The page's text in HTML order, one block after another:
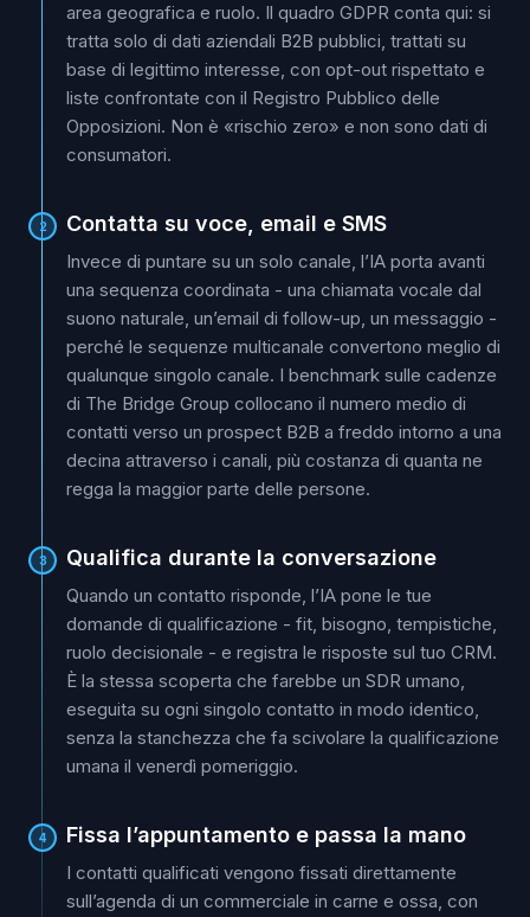
area geografica e ruolo. Il quadro GDPR conta qui: si
tratta solo di dati aziendali B2B pubblici, trattati su
base di legittimo interesse, con opt-out rispettato e
liste confrontate con il Registro Pubblico delle
Opposizioni. Non è «rischio zero» e non sono dati di
consumatori.
2 Contatta su voce, email e SMS
Invece di puntare su un solo canale, l’IA porta avanti
una sequenza coordinata - una chiamata vocale dal
suono naturale, un’email di follow-up, un messaggio -
perché le sequenze multicanale convertono meglio di
qualunque singolo canale. I benchmark sulle cadenze
di The Bridge Group collocano il numero medio di
contatti verso un prospect B2B a freddo intorno a una
decina attraverso i canali, più costanza di quanta ne
regga la maggior parte delle persone.
3 Qualifica durante la conversazione
Quando un contatto risponde, l’IA pone le tue
domande di qualificazione - fit, bisogno, tempistiche,
ruolo decisionale - e registra le risposte sul tuo CRM.
È la stessa scoperta che farebbe un SDR umano,
eseguita su ogni singolo contatto in modo identico,
senza la stanchezza che fa scivolare la qualificazione
umana il venerdì pomeriggio.
4 Fissa l’appuntamento e passa la mano
I contatti qualificati vengono fissati direttamente
sull’agenda di un commerciale in carne e ossa, con